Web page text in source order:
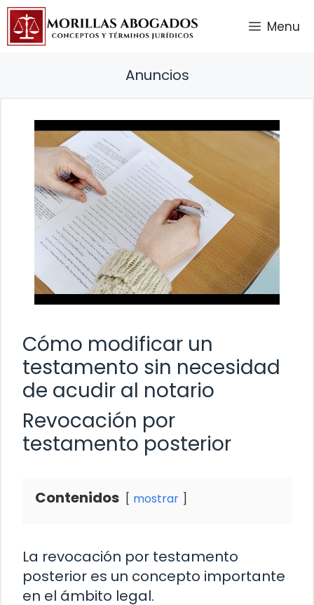
Saltar
contenido
Menu
Anuncios
Cómo modificar un
testamento sin necesidad
de acudir al notario
Revocación por
testamento posterior
Contenidos mostrar
La revocación por testamento
posterior es un concepto importante
en el ámbito legal.